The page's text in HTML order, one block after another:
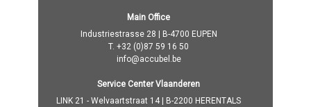
Main Office
Industriestrasse 28 | B-4700 EUPEN
T. +32 (0)87 59 16 50
info@accubel.be
Service Center Vlaanderen
LINK 21 - Welvaartstraat 14 | B-2200 HERENTALS